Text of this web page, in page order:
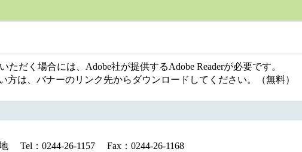
ただく場合には、Adobe社が提供するAdobe Readerが必要です。
方は、バナーのリンク先からダウンロードしてください。（無料）
Tel：0244-26-1157 Fax：0244-26-1168